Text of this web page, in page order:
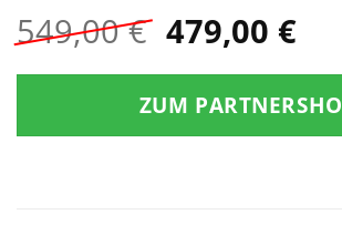
549,00€
Preis
war:
549,00 €
479,00 €
ist:
ZUM